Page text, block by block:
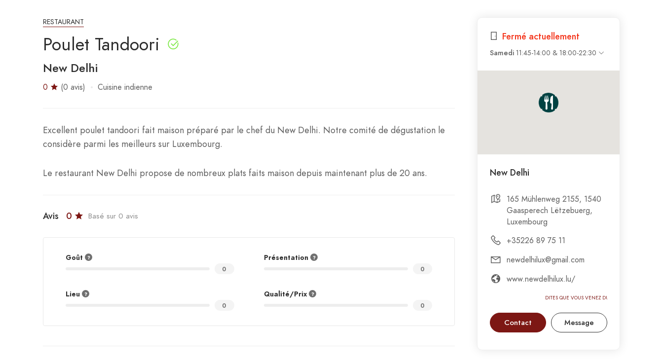
RESTAURANT
Poulet Tandoori
New Delhi
0 (0 avis) Cuisine indienne
Excellent poulet tandoori fait maison préparé par le chef du New Delhi. Notre comité de dégustation le
considère parmi les meilleurs sur Luxembourg.
Le restaurant New Delhi propose de nombreux plats faits maison depuis maintenant plus de 20 ans.
Avis 0 Basé sur 0 avis
Goût
0
Présentation
0
Lieu
0
Qualité/Prix
0
Fermé actuellement
Samedi 11:45-14:00 & 18:00-22:30
New Delhi
165 Mühlenweg 2155, 1540
Gaasperech Lëtzebuerg,
Luxembourg
+35226 89 75 11
newdelhilux@gmail.com
www.newdelhilux.lu/
DITES QUE VOUS VENEZ DU GASTRONOMIC-
CIRCUS
Contact Message